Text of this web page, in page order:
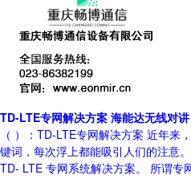
TD-LTE专网解决方案 海能达无线对讲
（ ）：TD-LTE专网解决方案 近年来
键词，每次浮上都能吸引人们的注意
TD- LTE 专网系统解决方案。 所谓专